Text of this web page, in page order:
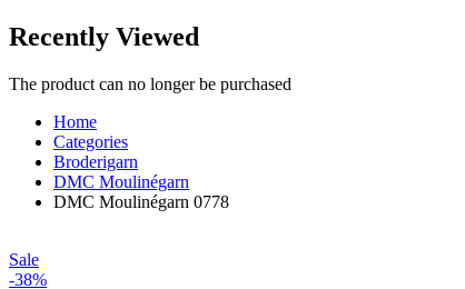
Recently Viewed
The product can no longer be purchased
Home
Categories
Broderigarn
DMC Moulinégarn
DMC Moulinégarn 0778
Sale
-38%